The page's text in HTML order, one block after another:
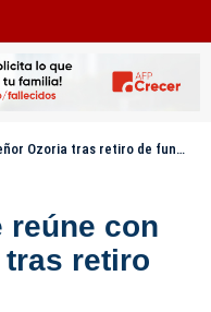
Ozoria tras retiro de funciones
reúne con
tras retiro